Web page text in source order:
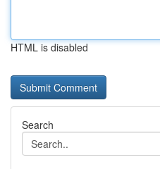
HTML is disabled
Search